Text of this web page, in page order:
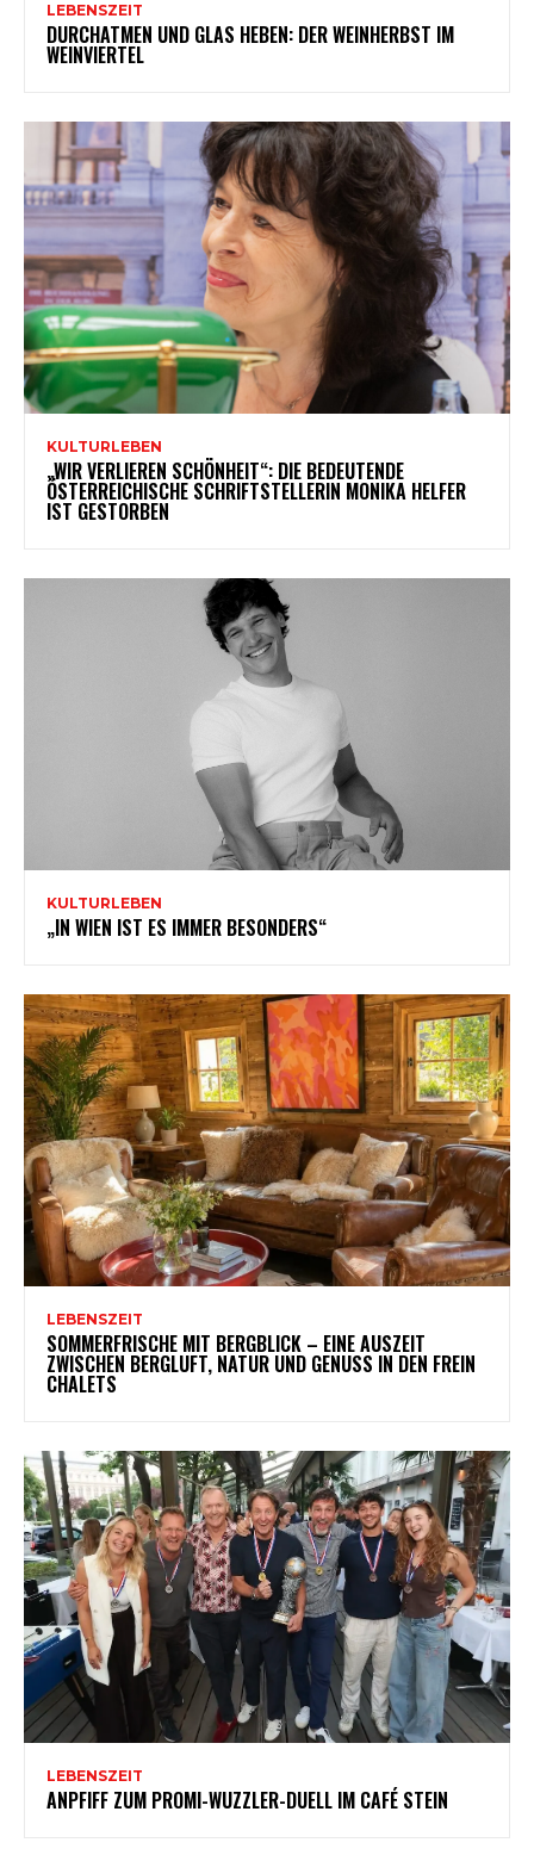
LEBENSZEIT
DURCHATMEN UND GLAS HEBEN: DER WEINHERBST IM
WEINVIERTEL
KULTURLEBEN
„WIR VERLIEREN SCHÖNHEIT“: DIE BEDEUTENDE
ÖSTERREICHISCHE SCHRIFTSTELLERIN MONIKA HELFER
IST GESTORBEN
KULTURLEBEN
„IN WIEN IST ES IMMER BESONDERS“
LEBENSZEIT
SOMMERFRISCHE MIT BERGBLICK – EINE AUSZEIT
ZWISCHEN BERGLUFT, NATUR UND GENUSS IN DEN FREIN
CHALETS
LEBENSZEIT
ANPFIFF ZUM PROMI-WUZZLER-DUELL IM CAFÉ STEIN